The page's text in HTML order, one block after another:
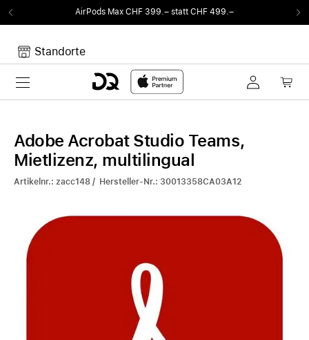
AirPods Max CHF 399.– statt CHF 499.–
Standorte
Toggle navigation
Adobe Acrobat Studio Teams,
Mietlizenz, multilingual
Artikelnr.: zacc148 / Hersteller-Nr.: 30013358CA03A12